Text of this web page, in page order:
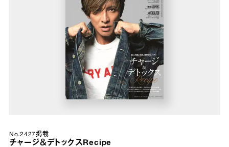
No.2427掲載
チャージ＆デトックスRecipe